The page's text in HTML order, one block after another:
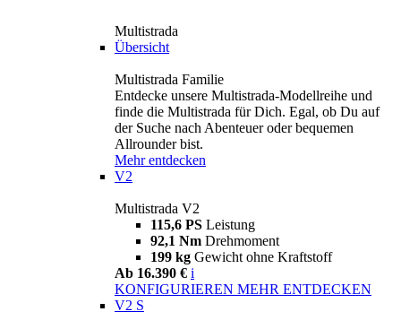
Multistrada
Übersicht
Multistrada Familie
Entdecke unsere Multistrada-Modellreihe und
finde die Multistrada für Dich. Egal, ob Du auf
der Suche nach Abenteuer oder bequemen
Allrounder bist.
Mehr entdecken
V2
Multistrada V2
115,6 PS Leistung
92,1 Nm Drehmoment
199 kg Gewicht ohne Kraftstoff
Ab 16.390 € i
KONFIGURIEREN MEHR ENTDECKEN
V2 S